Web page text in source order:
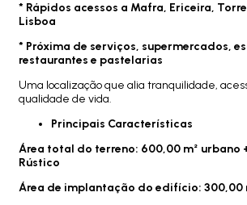
* Rápidos acessos a Mafra, Ericeira,
Lisboa
* Próxima de serviços, supermercados,
restaurantes e pastelarias
Uma localização que alia tranquilidade,
qualidade de vida.
Principais Características
Área total do terreno: 600,00 m² urbano
Rústico
Área de implantação do edifício: 300,00